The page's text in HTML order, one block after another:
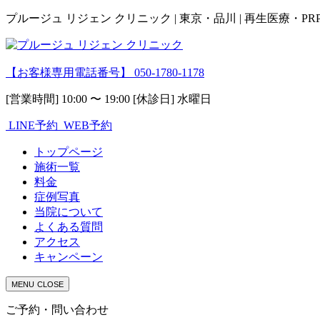
プルージュ リジェン クリニック | 東京・品川 | 再生医療・
【お客様専用電話番号】 050-1780-1178
[営業時間] 10:00 〜 19:00 [休診日] 水曜日
LINE予約 WEB予約
トップページ
施術一覧
料金
症例写真
当院について
よくある質問
アクセス
キャンペーン
MENU CLOSE
ご予約・問い合わせ